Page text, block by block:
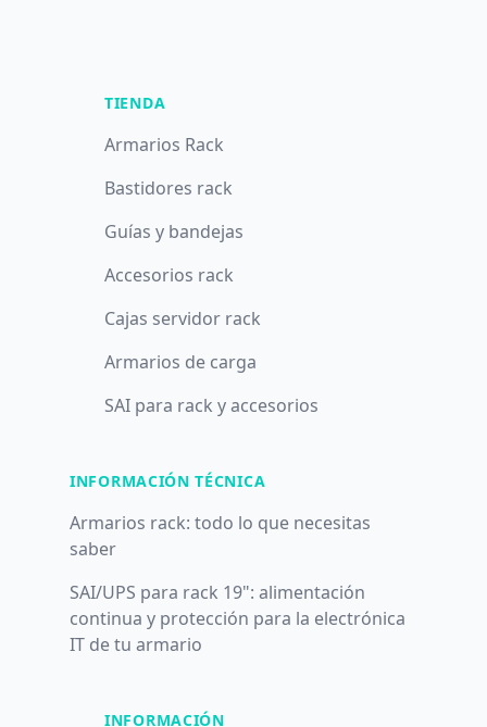
TIENDA
Armarios Rack
Bastidores rack
Guías y bandejas
Accesorios rack
Cajas servidor rack
Armarios de carga
SAI para rack y accesorios
INFORMACIÓN TÉCNICA
Armarios rack: todo lo que necesitas
saber
SAI/UPS para rack 19": alimentación
continua y protección para la electrónica
IT de tu armario
INFORMACIÓN